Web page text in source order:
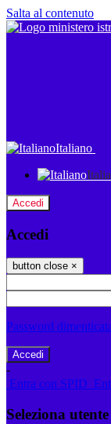
Salta al contenuto
Italiano
Accedi
Accedi
button close ×
Password
-
Entra con SPID
Seleziona utente